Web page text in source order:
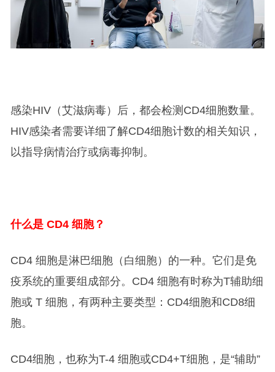
感染HIV（艾滋病毒）后，都会检测CD4细胞数量。
HIV感染者需要详细了解CD4细胞计数的相关知识，
以指导病情治疗或病毒抑制。
什么是 CD4 细胞？
CD4 细胞是淋巴细胞（白细胞）的一种。它们是免
疫系统的重要组成部分。CD4 细胞有时称为T辅助细
胞或 T 细胞，有两种主要类型：CD4细胞和CD8细
胞。
CD4细胞，也称为T-4 细胞或CD4+T细胞，是“辅助”